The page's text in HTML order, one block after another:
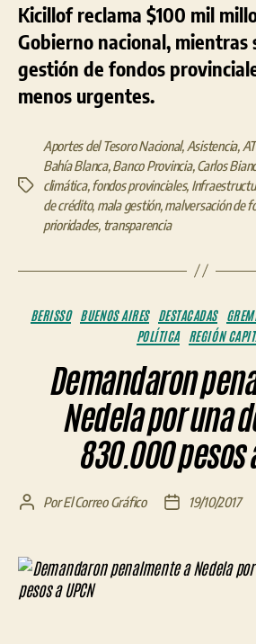
Kicillof reclama $100 mil
Gobierno nacional, mientras
gestión de fondos
menos urgentes.
Etiquetas
Aportes del Tesoro Nacional, Asistencia,
Bahía Blanca, Banco Provincia, Carlos
climática, fondos provinciales,
de crédito, mala gestión, malversación de
prioridades, transparencia
BERISSO BUENOS AIRES DESTACADAS
POLÍTICA
REGIÓN
Demandaron
Nedela por una
830.000 pesos
Autor
entrada
PorEl Correo Gráfico
Fecha
entrada
19/10/2017